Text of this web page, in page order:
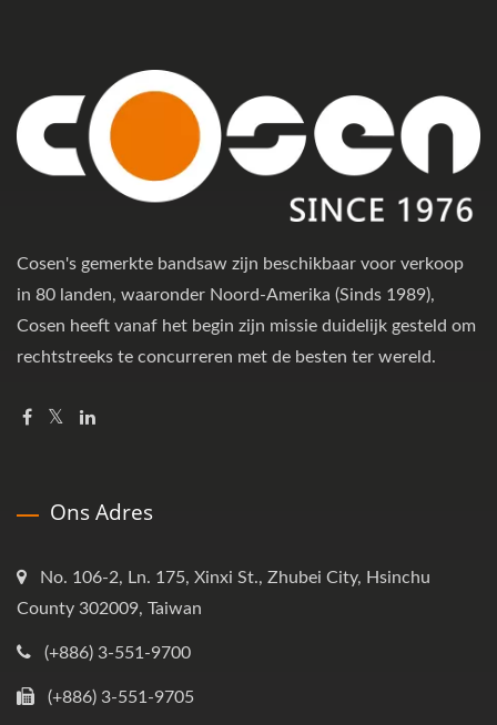
Cosen's gemerkte bandsaw zijn beschikbaar voor verkoop
in 80 landen, waaronder Noord-Amerika (Sinds 1989),
Cosen heeft vanaf het begin zijn missie duidelijk gesteld om
rechtstreeks te concurreren met de besten ter wereld.
Ons Adres
No. 106-2, Ln. 175, Xinxi St., Zhubei City, Hsinchu
County 302009, Taiwan
(+886) 3-551-9700
(+886) 3-551-9705